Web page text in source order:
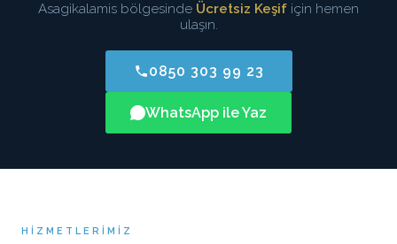
Asagikalamis bölgesinde Ücretsiz Keşif için hemen
ulaşın.
0850 303 99 23
WhatsApp ile Yaz
HIZMETLERIMIZ